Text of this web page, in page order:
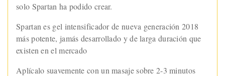
solo Spartan ha podido crear.
Spartan es gel intensificador de nueva generación 2018
más potente, jamás desarrollado y de larga duración que
existen en el mercado
Aplícalo suavemente con un masaje sobre 2-3 minutos